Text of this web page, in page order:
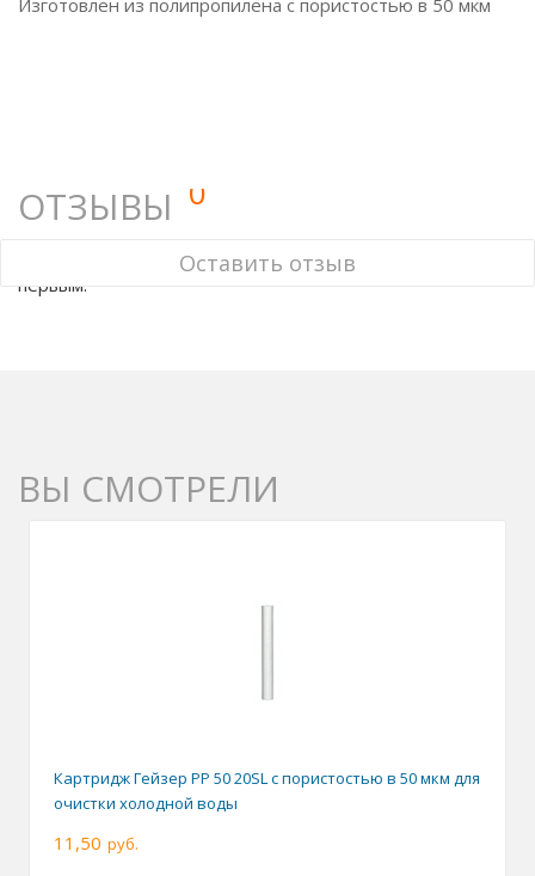
Изготовлен из полипропилена с пористостью в 50 мкм
ОТЗЫВЫ 0
Оставить отзыв
У этого товара нет ни одного отзыва. Вы можете стать
первым.
ВЫ СМОТРЕЛИ
Картридж Гейзер PP 50 20SL с пористостью в 50 мкм для
очистки холодной воды
11,50 руб.